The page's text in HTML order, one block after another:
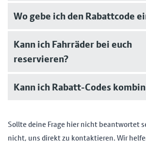
Wo gebe ich den Rabattcode
Kann ich Fahrräder bei euch
reservieren?
Kann ich Rabatt-Codes
Sollte deine Frage hier nicht beantwortet
nicht, uns direkt zu kontaktieren. Wir